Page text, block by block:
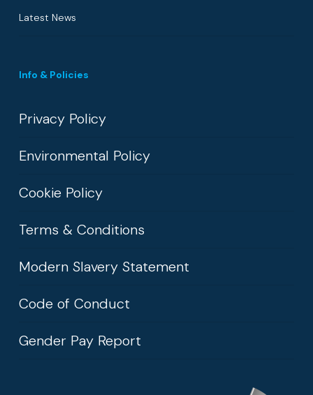
Latest News
Info & Policies
Privacy Policy
Environmental Policy
Cookie Policy
Terms & Conditions
Modern Slavery Statement
Code of Conduct
Gender Pay Report